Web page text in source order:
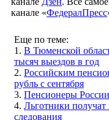
канале «ФедералПресс
Еще по теме:
1. В Тюменской
тысяч выездов в год
2. Российским
рубль с сентября
3. Пенсионеры
4. Льготники получат
следования